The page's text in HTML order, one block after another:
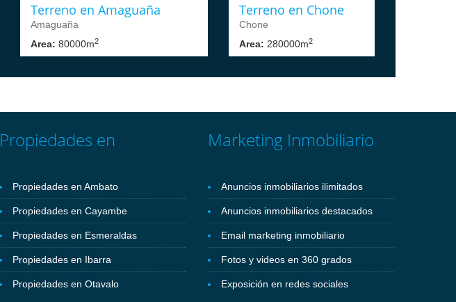
Terreno en Amaguaña
Amaguaña
Area: 80000m2
Terreno en Chone
Chone
Area: 280000m2
Propiedades en
Propiedades en Ambato
Propiedades en Cayambe
Propiedades en Esmeraldas
Propiedades en Ibarra
Propiedades en Otavalo
Marketing Inmobiliario
Anuncios inmobiliarios ilimitados
Anuncios inmobiliarios destacados
Email marketing inmobiliario
Fotos y videos en 360 grados
Exposición en redes sociales